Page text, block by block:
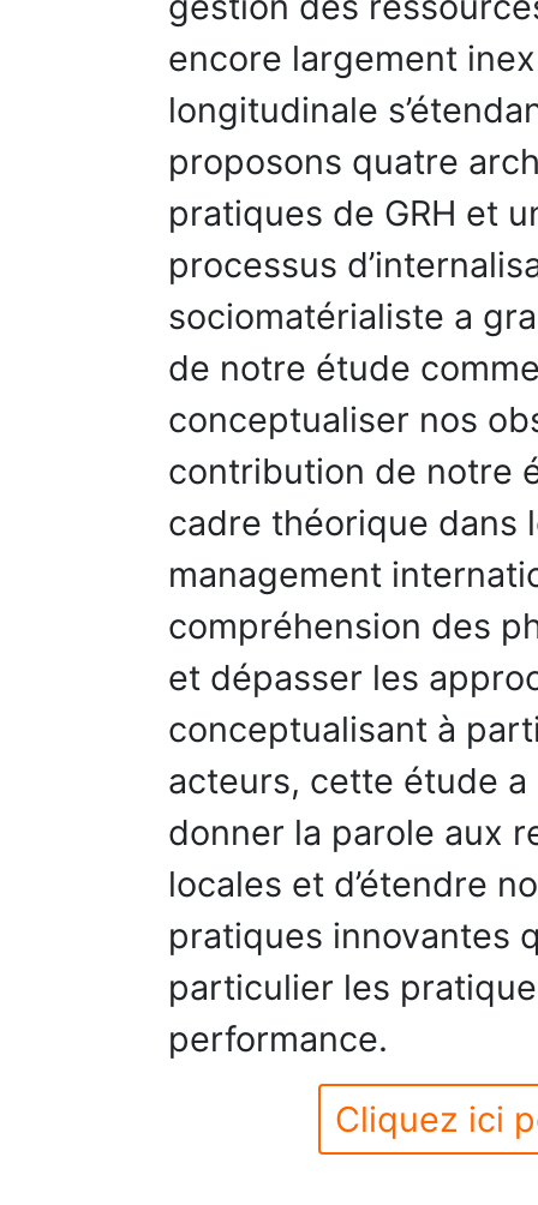
encore largement
longitudinale
proposons quatre
pratiques de GRH et
processus
sociomatérialiste a
de notre étude
conceptualiser nos
contribution de notre
cadre théorique dans
management
compréhension des
et dépasser les
conceptualisant à
acteurs, cette étude
donner la parole aux
locales et d’étendre
pratiques innovantes
particulier les
performance.
Cliquez ici